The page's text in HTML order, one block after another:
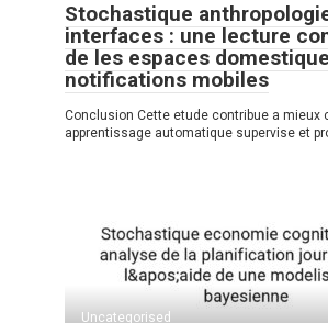
Stochastique
interfaces : une lecture
de les espaces
notifications mobiles
Conclusion Cette etude contribue a mieux
apprentissage automatique supervise et
Uncategorised